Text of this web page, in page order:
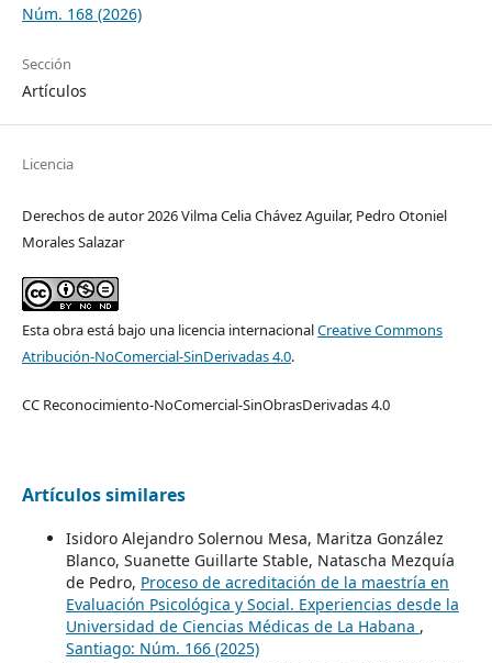
Núm. 168 (2026)
Sección
Artículos
Licencia
Derechos de autor 2026 Vilma Celia Chávez Aguilar, Pedro Otoniel
Morales Salazar
Esta obra está bajo una licencia internacionalCreative Commons
Atribución-NoComercial-SinDerivadas 4.0.
CC Reconocimiento-NoComercial-SinObrasDerivadas 4.0
Artículos similares
Isidoro Alejandro Solernou Mesa, Maritza González
Blanco, Suanette Guillarte Stable, Natascha Mezquía
de Pedro, Proceso de acreditación de la maestría en
Evaluación Psicológica y Social. Experiencias desde la
Universidad de Ciencias Médicas de La Habana ,
Santiago: Núm. 166 (2025)